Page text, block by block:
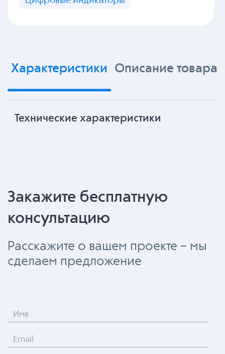
Характеристики Описание товара
Технические характеристики
Закажите бесплатную
консультацию
Расскажите о вашем проекте – мы
сделаем предложение
Имя
Email